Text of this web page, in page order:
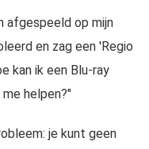
afgespeeld op mijn
en zag een 'Regio
kan ik een Blu-ray
helpen?"
je kunt geen